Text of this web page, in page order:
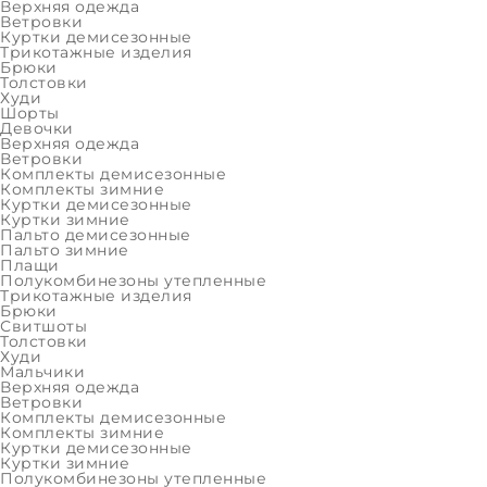
Верхняя одежда
Ветровки
Куртки демисезонные
Трикотажные изделия
Брюки
Толстовки
Худи
Шорты
Девочки
Верхняя одежда
Ветровки
Комплекты демисезонные
Комплекты зимние
Куртки демисезонные
Куртки зимние
Пальто демисезонные
Пальто зимние
Плащи
Полукомбинезоны утепленные
Трикотажные изделия
Брюки
Свитшоты
Толстовки
Худи
Мальчики
Верхняя одежда
Ветровки
Комплекты демисезонные
Комплекты зимние
Куртки демисезонные
Куртки зимние
Полукомбинезоны утепленные
ОПИСАНИЕ
Мембранная женская
ALPEX